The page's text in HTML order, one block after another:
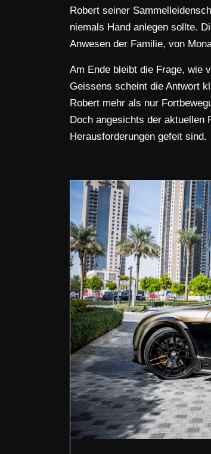
Robert seiner
niemals Hand anlegen sollte.
Anwesen der Familie, von
Am Ende bleibt die Frage, wie
Geissens scheint die Antwort
Robert mehr als nur
Doch angesichts der
Herausforderungen gefeit sind.